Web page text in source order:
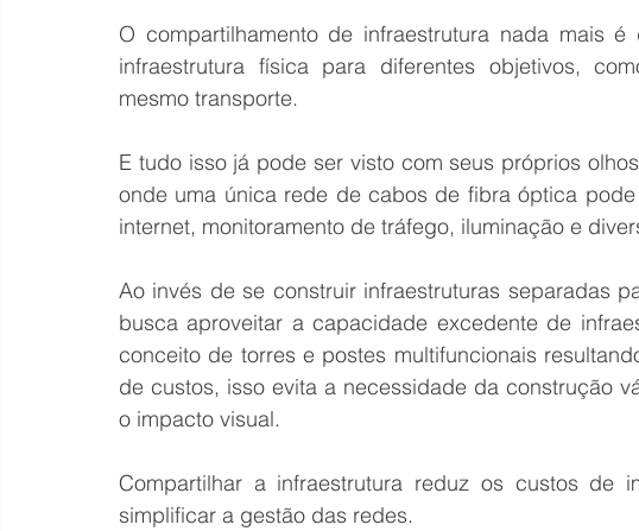
O compartilhamento de infraestrutura nada mais
infraestrutura física para diferentes objetivos,
mesmo transporte.
E tudo isso já pode ser visto com seus próprios
onde uma única rede de cabos de fibra óptica
internet, monitoramento de tráfego, iluminação e
Ao invés de se construir infraestruturas separadas
busca aproveitar a capacidade excedente de
conceito de torres e postes multifuncionais
de custos, isso evita a necessidade da construção
o impacto visual.
Compartilhar a infraestrutura reduz os custos de
simplificar a gestão das redes.